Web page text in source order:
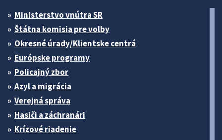
Ministerstvo vnútra SR
Štátna komisia pre volby
Okresné úrady/Klientske centrá
Európske programy
Policajný zbor
Azyl a migrácia
Verejná správa
Hasiči a záchranári
Krízové riadenie